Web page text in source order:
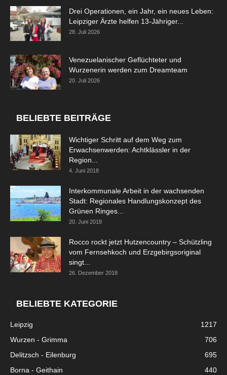
Drei Operationen, ein Jahr, ein neues Leben:
Leipziger Ärzte helfen 13-Jähriger...
28. Juli 2026
Venezuelanischer Geflüchteter und
Wurzenerin werden zum Dreamteam
20. Juli 2026
BELIEBTE BEITRÄGE
Wichtiger Schritt auf dem Weg zum
Erwachsenwerden: Achtklässler in der
Region...
4. Juni 2018
Interkommunale Arbeit in der wachsenden
Stadt: Regionales Handlungskonzept des
Grünen Ringes...
20. Juni 2018
Rocco rockt jetzt Hutzencountry – Schützling
vom Fernsehkoch und Erzgebirgsoriginal
singt...
26. Dezember 2018
BELIEBTE KATEGORIE
Leipzig
1217
Wurzen - Grimma
706
Delitzsch - Eilenburg
695
Borna - Geithain
440